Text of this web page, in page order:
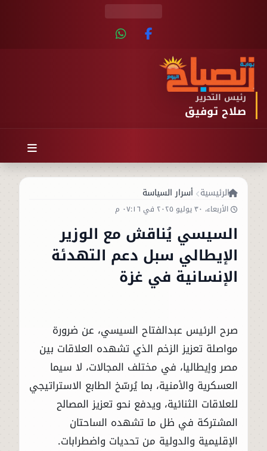
رئيس التحرير
صلاح توفيق
الرئيسية أسرار السياسة
الأربعاء، ٣٠ يوليو ٢٠٢٥ في ٠٧:١٦ م
السيسي يُناقش مع الوزير
الإيطالي سبل دعم التهدئة
الإنسانية في غزة
صرح الرئيس عبدالفتاح السيسي، عن ضرورة
مواصلة تعزيز الزخم الذي تشهده العلاقات بين
مصر وإيطاليا، في مختلف المجالات، لا سيما
العسكرية والأمنية، بما يُرسّخ الطابع الاستراتيجي
للعلاقات الثنائية، ويدفع نحو تعزيز المصالح
المشتركة في ظل ما تشهده الساحتان
الإقليمية والدولية من تحديات واضطرابات.